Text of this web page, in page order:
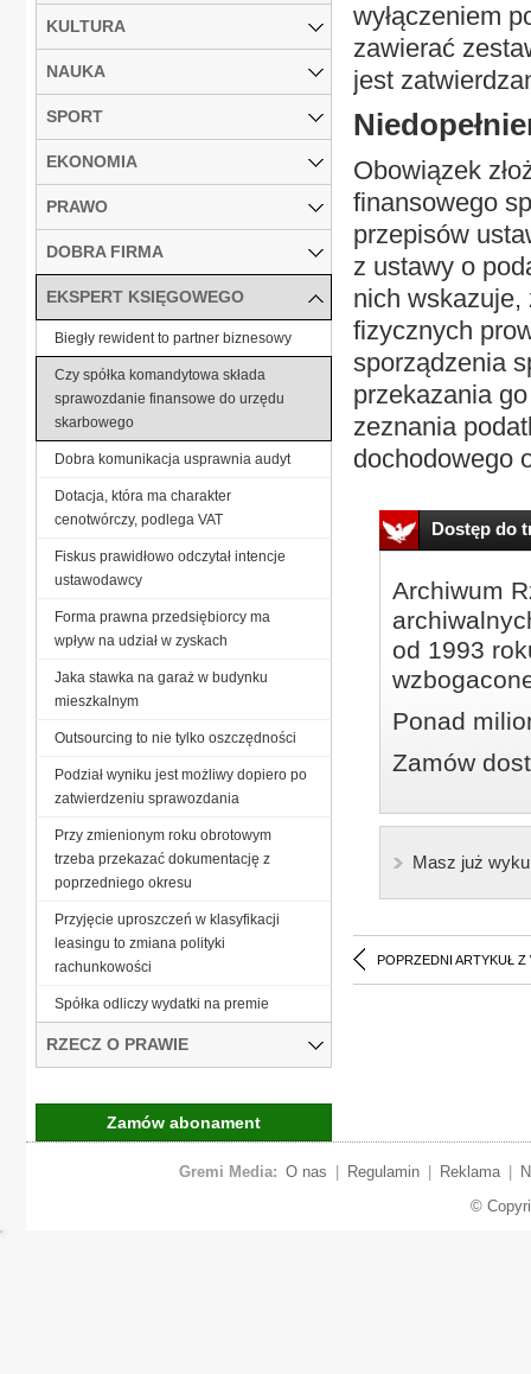
wyłączeniem
zawierać
jest
Obowiązek
finansowego
przepisów
z ustawy o
nich wskazuje,
fizycznych
sporządzenia
przekazania
zeznania
dochodowego
Dostęp do
Archiwum
od 1993
Ponad
Zamów
Masz już
POPRZEDNI ARTYKUŁ Z
KULTURA
NAUKA
SPORT
EKONOMIA
PRAWO
DOBRA FIRMA
EKSPERT KSIĘGOWEGO
Biegły rewident to partner biznesowy
Czy spółka komandytowa składa
sprawozdanie finansowe do urzędu
skarbowego
Dobra komunikacja usprawnia audyt
Dotacja, która ma charakter
cenotwórczy, podlega VAT
Fiskus prawidłowo odczytał intencje
ustawodawcy
Forma prawna przedsiębiorcy ma
wpływ na udział w zyskach
Jaka stawka na garaż w budynku
mieszkalnym
Outsourcing to nie tylko oszczędności
Podział wyniku jest możliwy dopiero po
zatwierdzeniu sprawozdania
Przy zmienionym roku obrotowym
trzeba przekazać dokumentację z
poprzedniego okresu
Przyjęcie uproszczeń w klasyfikacji
leasingu to zmiana polityki
rachunkowości
Spółka odliczy wydatki na premie
RZECZ O PRAWIE
Zamów abonament
Gremi Media: O nas Regulamin Reklama
©